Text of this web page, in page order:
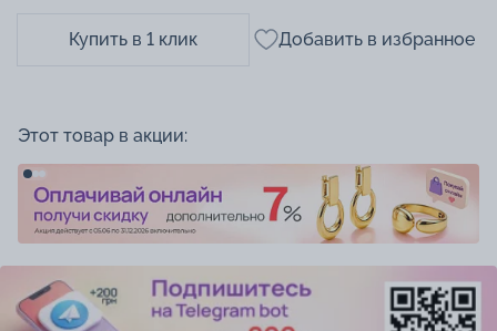
Купить в 1 клик Добавить в избранное
Этот товар в акции: